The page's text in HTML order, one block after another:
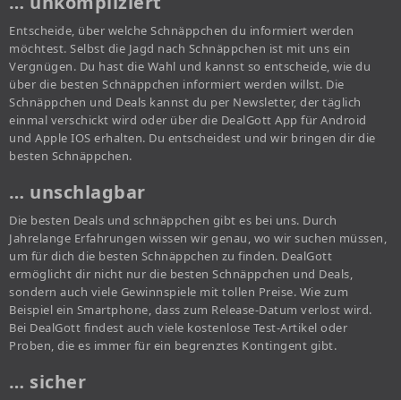
Entscheide, über welche Schnäppchen du informiert werden
möchtest. Selbst die Jagd nach Schnäppchen ist mit uns ein
Vergnügen. Du hast die Wahl und kannst so entscheide, wie du
über die besten Schnäppchen informiert werden willst. Die
Schnäppchen und Deals kannst du per Newsletter, der täglich
einmal verschickt wird oder über die DealGott App für Android
und Apple IOS erhalten. Du entscheidest und wir bringen dir die
besten Schnäppchen.
… unschlagbar
Die besten Deals und schnäppchen gibt es bei uns. Durch
Jahrelange Erfahrungen wissen wir genau, wo wir suchen müssen,
um für dich die besten Schnäppchen zu finden. DealGott
ermöglicht dir nicht nur die besten Schnäppchen und Deals,
sondern auch viele Gewinnspiele mit tollen Preise. Wie zum
Beispiel ein Smartphone, dass zum Release-Datum verlost wird.
Bei DealGott findest auch viele kostenlose Test-Artikel oder
Proben, die es immer für ein begrenztes Kontingent gibt.
… sicher